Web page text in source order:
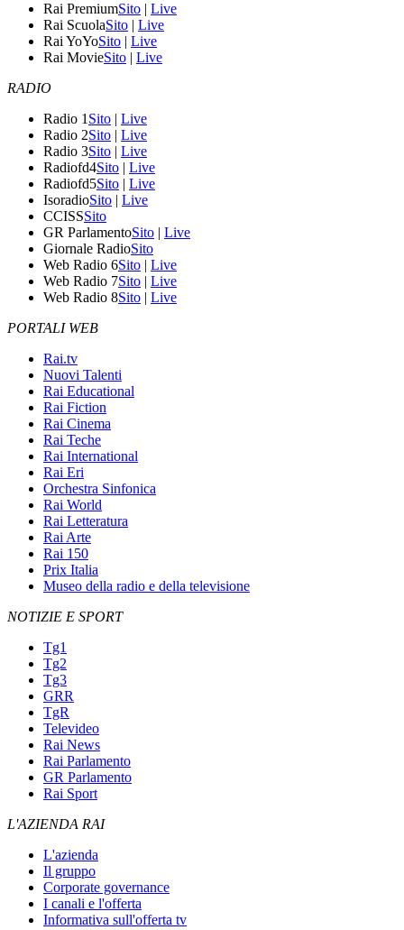
Rai PremiumSito | Live
Rai ScuolaSito | Live
Rai YoYoSito | Live
Rai MovieSito | Live
RADIO
Radio 1 Sito | Live
Radio 2Sito | Live
Radio 3Sito | Live
Radiofd4Sito | Live
Radiofd5Sito | Live
IsoradioSito | Live
CCISSSito
GR ParlamentoSito | Live
Giornale RadioSito
Web Radio 6Sito | Live
Web Radio 7Sito | Live
Web Radio 8Sito | Live
PORTALI WEB
Rai.tv
Nuovi Talenti
Rai Educational
Rai Fiction
Rai Cinema
Rai Teche
Rai International
Rai Eri
Orchestra Sinfonica
Rai World
Rai Letteratura
Rai Arte
Rai 150
Prix Italia
Museo della radio e della televisione
NOTIZIE E SPORT
Tg1
Tg2
Tg3
GRR
TgR
Televideo
Rai News
Rai Parlamento
GR Parlamento
Rai Sport
L'AZIENDA RAI
L'azienda
Il gruppo
Corporate governance
I canali e l'offerta
Informativa sull'offerta tv